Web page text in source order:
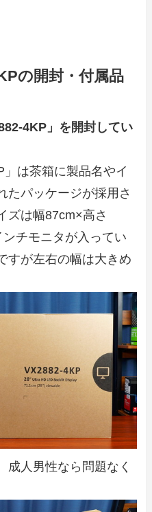
の開封・付属品
4KP」を開封してい
」は茶箱に製品名やイ
たパッケージが採用さ
ズは幅87cm×高さ
チモニタが入ってい
すが左右の幅は大きめ
成人男性なら問題なく